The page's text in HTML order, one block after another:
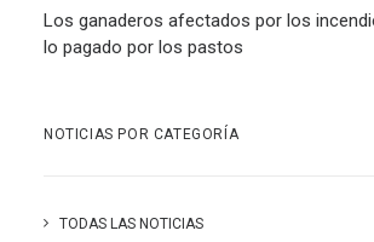
Los ganaderos afectados por los
lo pagado por los pastos
NOTICIAS POR CATEGORÍA
TODAS LAS NOTICIAS